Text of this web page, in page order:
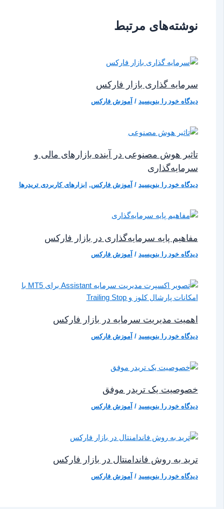
نوشته‌های مرتبط
سرمایه گذاری بازار فارکس
دیدگاه‌ خود را بنویسید /آموزش فارکس
تاثیر هوش مصنوعی در آینده بازارهای مالی و
سرمایه‌گذاری
دیدگاه‌ خود را بنویسید /آموزش فارکس,ابزارهای کاربردی تریدرها
مفاهیم پایه سرمایه‌گذاری در بازار فارکس
دیدگاه‌ خود را بنویسید /آموزش فارکس
اهمیت مدیریت سرمایه در بازار فارکس
دیدگاه‌ خود را بنویسید /آموزش فارکس
خصوصیت یک تریدر موفق
دیدگاه‌ خود را بنویسید /آموزش فارکس
ترید به روش فاندامنتال در بازار فارکس
دیدگاه‌ خود را بنویسید /آموزش فارکس